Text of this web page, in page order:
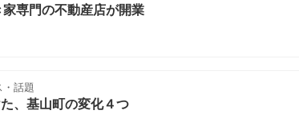
専門の不動産店が開業
話題
、基山町の変化４つ